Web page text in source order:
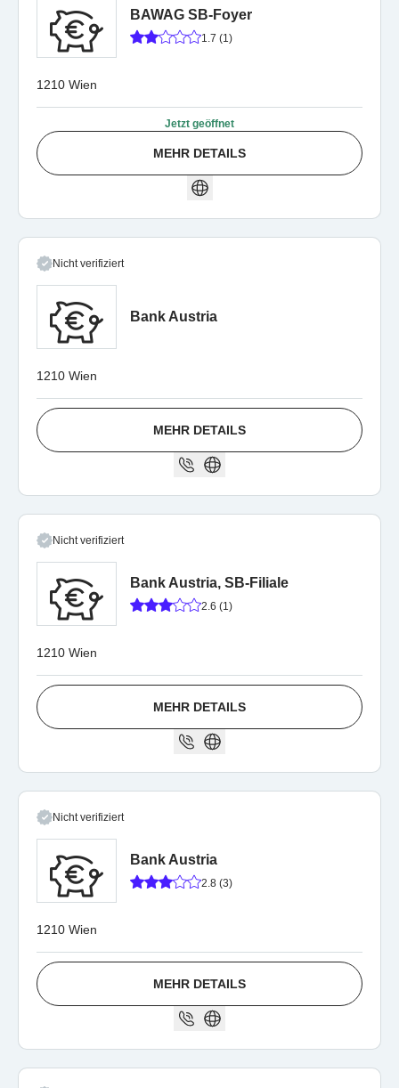
BAWAG SB-Foyer
1.7 (1)
1210 Wien
Jetzt geöffnet
MEHR DETAILS
Nicht verifiziert
Bank Austria
1210 Wien
MEHR DETAILS
Nicht verifiziert
Bank Austria, SB-Filiale
2.6 (1)
1210 Wien
MEHR DETAILS
Nicht verifiziert
Bank Austria
2.8 (3)
1210 Wien
MEHR DETAILS